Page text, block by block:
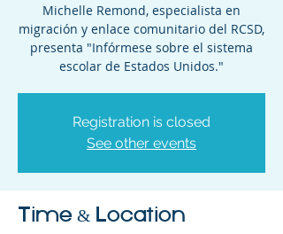
Michelle Remond, especialista en
migración y enlace comunitario del RCSD,
presenta "Infórmese sobre el sistema
escolar de Estados Unidos."
Registration is closed
See other events
Time & Location